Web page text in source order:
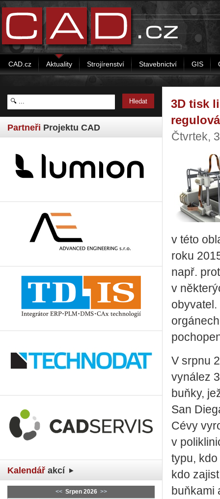
CAD.cz Aktuality Strojírenství Stavebnictví GIS
Partneři Projektu CAD
Kalendář akcí
<< Srpen 2026 >>
3D tisk
Čtvrtek,
v této
roku
např.
v
V srpnu
vynález
buňky,
San
Cévy
v
typu,
kdo
buňkami